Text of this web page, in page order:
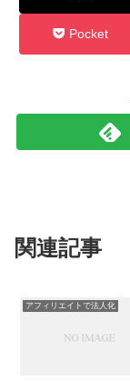
Pocket
関連記事
アフィリエイトで法人化